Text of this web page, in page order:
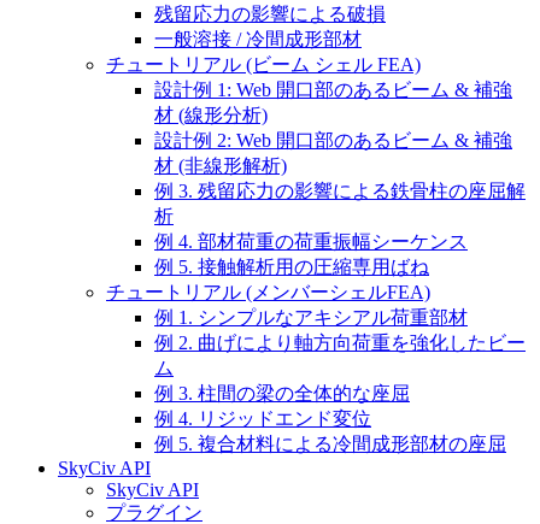
残留応力の影響による破損
一般溶接 / 冷間成形部材
チュートリアル (ビーム シェル FEA)
設計例 1: Web 開口部のあるビーム & 補強
材 (線形分析)
設計例 2: Web 開口部のあるビーム & 補強
材 (非線形解析)
例 3. 残留応力の影響による鉄骨柱の座屈解
析
例 4. 部材荷重の荷重振幅シーケンス
例 5. 接触解析用の圧縮専用ばね
チュートリアル (メンバーシェルFEA)
例 1. シンプルなアキシアル荷重部材
例 2. 曲げにより軸方向荷重を強化したビー
ム
例 3. 柱間の梁の全体的な座屈
例 4. リジッドエンド変位
例 5. 複合材料による冷間成形部材の座屈
SkyCiv API
SkyCiv API
プラグイン